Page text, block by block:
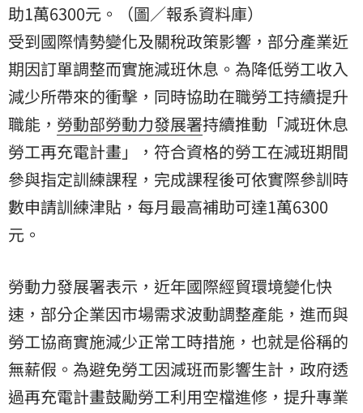
助1萬6300元。（圖／報系資料庫）
受到國際情勢變化及關稅政策影響，部分產業近
期因訂單調整而實施減班休息。為降低勞工收入
減少所帶來的衝擊，同時協助在職勞工持續提升
職能， 勞動部勞動力發展署持續推動「減班休息
勞工再充電計畫」，符合資格的勞工在減班期間
參與指定訓練課程，完成課程後可依實際參訓時
數申請訓練津貼，每月最高補助可達1萬6300
元。
勞動力發展署表示，近年國際經貿環境變化快
速，部分企業因市場需求波動調整產能，進而與
勞工協商實施減少正常工時措施，也就是俗稱的
無薪假。為避免勞工因減班而影響生計，政府透
過再充電計畫鼓勵勞工利用空檔進修，提升專業